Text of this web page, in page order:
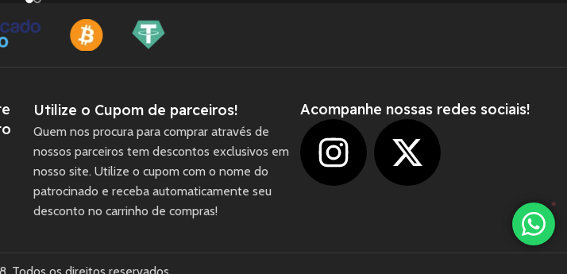
Utilize o Cupom de parceiros!
Quem nos procura para comprar através de
nossos parceiros tem descontos exclusivos em
nosso site. Utilize o cupom com o nome do
patrocinado e receba automaticamente seu
desconto no carrinho de compras!
Acompanhe nossas redes sociais!
1